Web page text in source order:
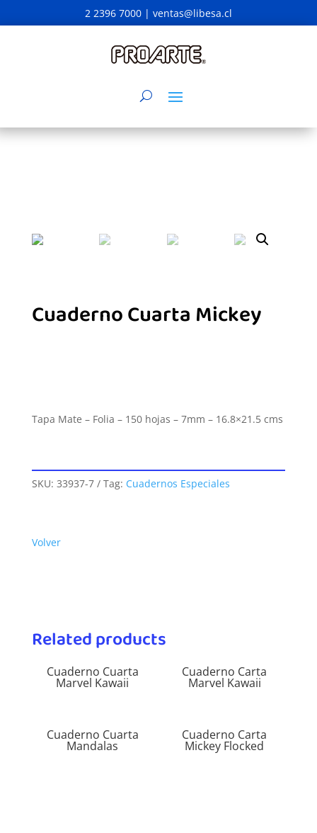
2 2396 7000 | ventas@libesa.cl
Cuaderno Cuarta Mickey
Tapa Mate – Folia – 150 hojas – 7mm – 16.8×21.5 cms
SKU: 33937-7 Tag: Cuadernos Especiales
Volver
Related products
Cuaderno Cuarta
Marvel Kawaii
Cuaderno Carta
Marvel Kawaii
Cuaderno Cuarta
Mandalas
Cuaderno Carta
Mickey Flocked